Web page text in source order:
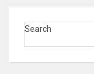
Search